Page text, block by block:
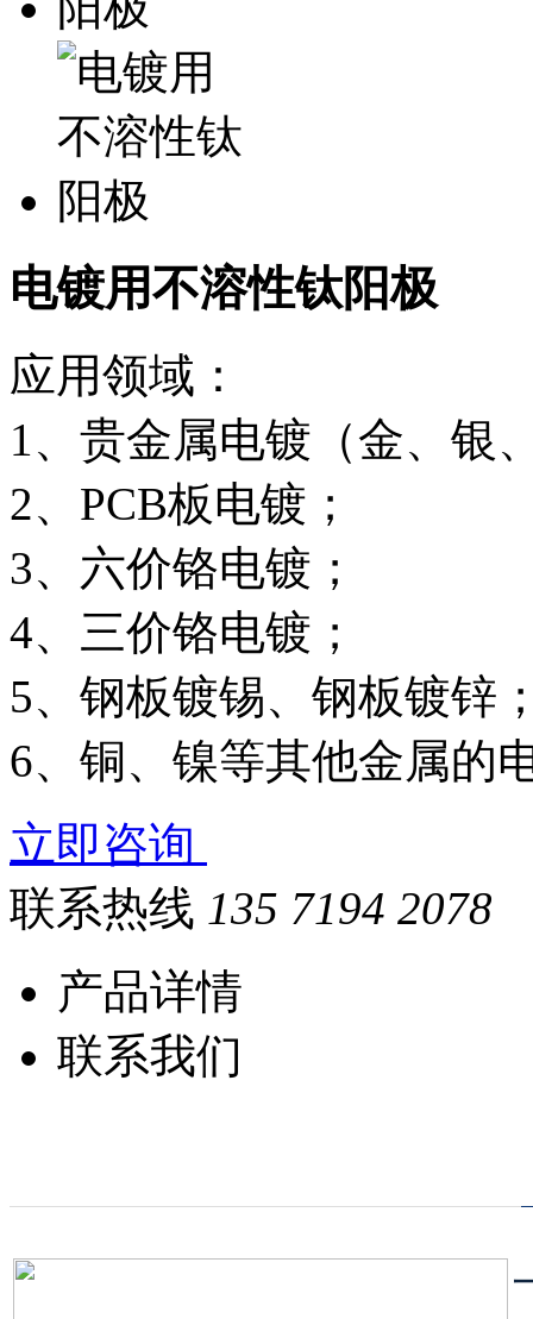
电镀用不溶性钛阳极
应用领域：
1、贵金属电镀（金、银
2、PCB板电镀；
3、六价铬电镀；
4、三价铬电镀；
5、钢板镀锡、钢板镀锌
6、铜、镍等其他金属的
立即咨询
联系热线 135 7194 2078
产品详情
联系我们